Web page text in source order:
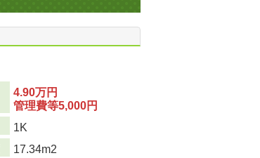
4.90万円
管理費等5,000円
1K
17.34m2